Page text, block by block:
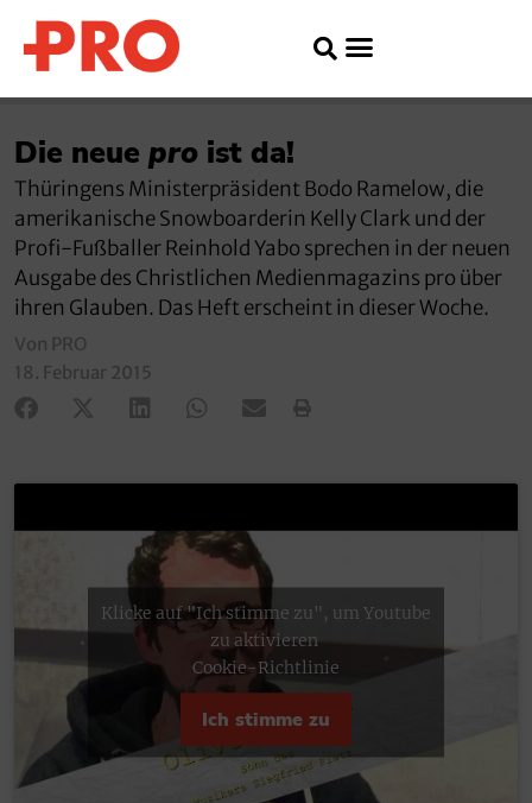
Die neue pro ist da!
Thüringens Ministerpräsident Bodo Ramelow, die
amerikanische Snowboarderin Kelly Clark und der
Profi-Fußballer Reinhold Yabo sprechen in der neuen
Ausgabe des Christlichen Medienmagazins pro über
ihren Glauben. Das Heft erscheint in dieser Woche.
Von PRO
18. Februar 2015
Klicke auf "Ich stimme zu", um Youtube
zu aktivieren
Cookie-Richtlinie
Ich stimme zu